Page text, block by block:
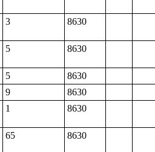
3 8630
5 8630
5
8630
9
8630
1 8630
65 8630